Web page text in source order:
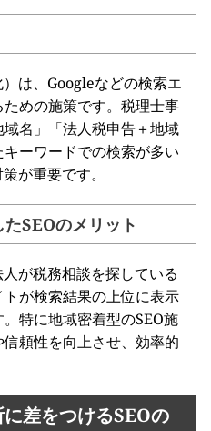
は、Googleなどの検索エ
めの施策です。税理士事
名」「法人税申告＋地域
ーワードでの検索が多い
が重要です。
SEOのメリット
が税務相談を探している
が検索結果の上位に表示
特に地域密着型のSEO施
頼性を向上させ、効率的
差をつけるSEOの